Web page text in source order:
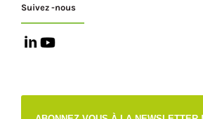
Suivez -nous